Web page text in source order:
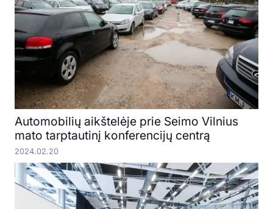
Automobilių aikštelėje prie Seimo Vilnius
mato tarptautinį konferencijų centrą
2024.02.20